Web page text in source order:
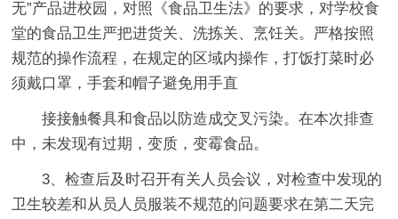
无”产品进校园，对照《食品卫生法》的要求，对学校食
堂的食品卫生严把进货关、洗拣关、烹饪关。严格按照
规范的操作流程，在规定的区域内操作，打饭打菜时必
须戴口罩，手套和帽子避免用手直
接接触餐具和食品以防造成交叉污染。在本次排查
中，未发现有过期，变质，变霉食品。
3、检查后及时召开有关人员会议，对检查中发现的
卫生较差和从员人员服装不规范的问题要求在第二天完